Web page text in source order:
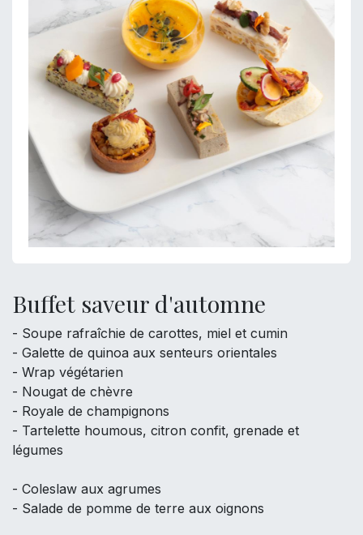
Buffet saveur d'automne
- Soupe rafraîchie de carottes, miel et cumin
- Galette de quinoa aux senteurs orientales
- Wrap végétarien
- Nougat de chèvre
- Royale de champignons
- Tartelette houmous, citron confit, grenade et
légumes
- Coleslaw aux agrumes
- Salade de pomme de terre aux oignons